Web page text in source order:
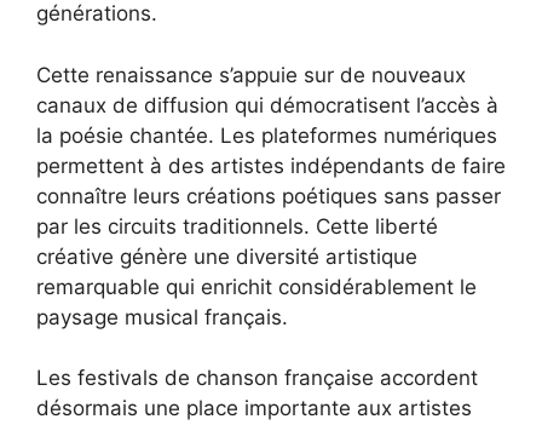
générations.
Cette renaissance s’appuie sur de nouveaux
canaux de diffusion qui démocratisent l’accès à
la poésie chantée. Les plateformes numériques
permettent à des artistes indépendants de faire
connaître leurs créations poétiques sans passer
par les circuits traditionnels. Cette liberté
créative génère une diversité artistique
remarquable qui enrichit considérablement le
paysage musical français.
Les festivals de chanson française accordent
désormais une place importante aux artistes